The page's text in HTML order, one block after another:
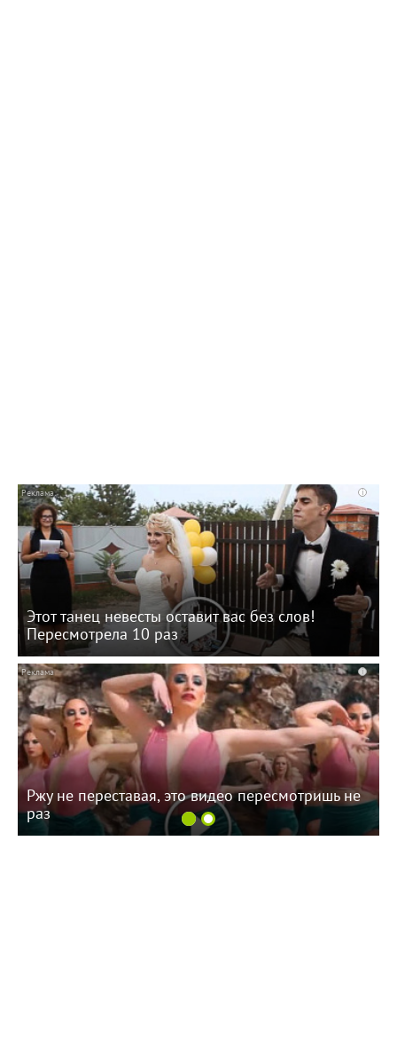
i
Этот танец невесты оставит вас без слов!
Пересмотрела 10 раз
i
Ржу не переставая, это видео пересмотришь не
раз